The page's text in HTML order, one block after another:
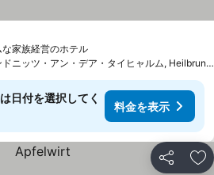
家族経営のホテル
フランドニッツ・アン・デア・タイヒャルム, Heilbrunnまで11.3 km
日付を選択してく
料金を表示
シェア お